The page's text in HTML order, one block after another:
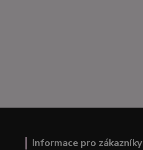
Informace pro zákazníky